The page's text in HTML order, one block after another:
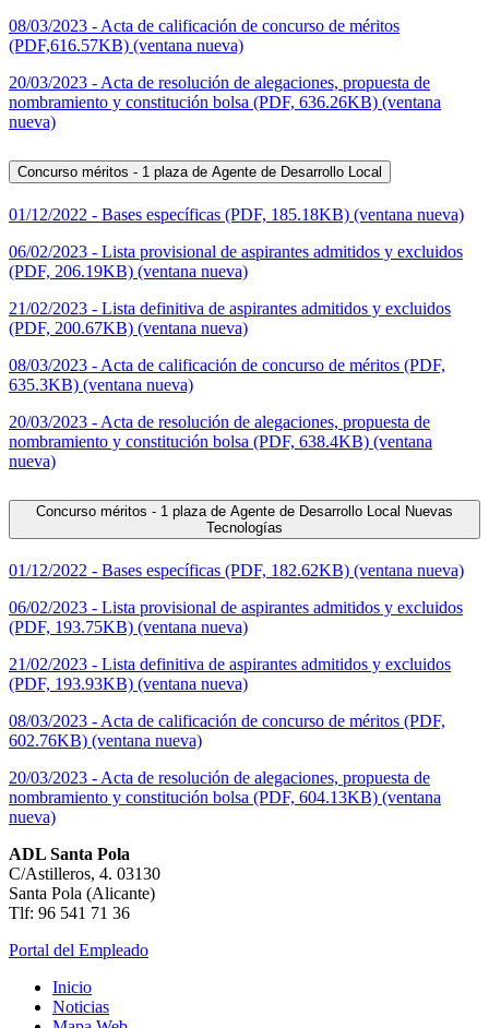
08/03/2023 - Acta de calificación de concurso de méritos
(PDF,616.57KB) (ventana nueva)
20/03/2023 - Acta de resolución de alegaciones, propuesta de
nombramiento y constitución bolsa (PDF, 636.26KB) (ventana
nueva)
Concurso méritos - 1 plaza de Agente de Desarrollo Local
01/12/2022 - Bases específicas (PDF, 185.18KB) (ventana nueva)
06/02/2023 - Lista provisional de aspirantes admitidos y excluidos
(PDF, 206.19KB) (ventana nueva)
21/02/2023 - Lista definitiva de aspirantes admitidos y excluidos
(PDF, 200.67KB) (ventana nueva)
08/03/2023 - Acta de calificación de concurso de méritos (PDF,
635.3KB) (ventana nueva)
20/03/2023 - Acta de resolución de alegaciones, propuesta de
nombramiento y constitución bolsa (PDF, 638.4KB) (ventana
nueva)
Concurso méritos - 1 plaza de Agente de Desarrollo Local Nuevas
Tecnologías
01/12/2022 - Bases específicas (PDF, 182.62KB) (ventana nueva)
06/02/2023 - Lista provisional de aspirantes admitidos y excluidos
(PDF, 193.75KB) (ventana nueva)
21/02/2023 - Lista definitiva de aspirantes admitidos y excluidos
(PDF, 193.93KB) (ventana nueva)
08/03/2023 - Acta de calificación de concurso de méritos (PDF,
602.76KB) (ventana nueva)
20/03/2023 - Acta de resolución de alegaciones, propuesta de
nombramiento y constitución bolsa (PDF, 604.13KB) (ventana
nueva)
ADL Santa Pola
C/Astilleros, 4. 03130
Santa Pola (Alicante)
Tlf: 96 541 71 36
Portal del Empleado
Inicio
Noticias